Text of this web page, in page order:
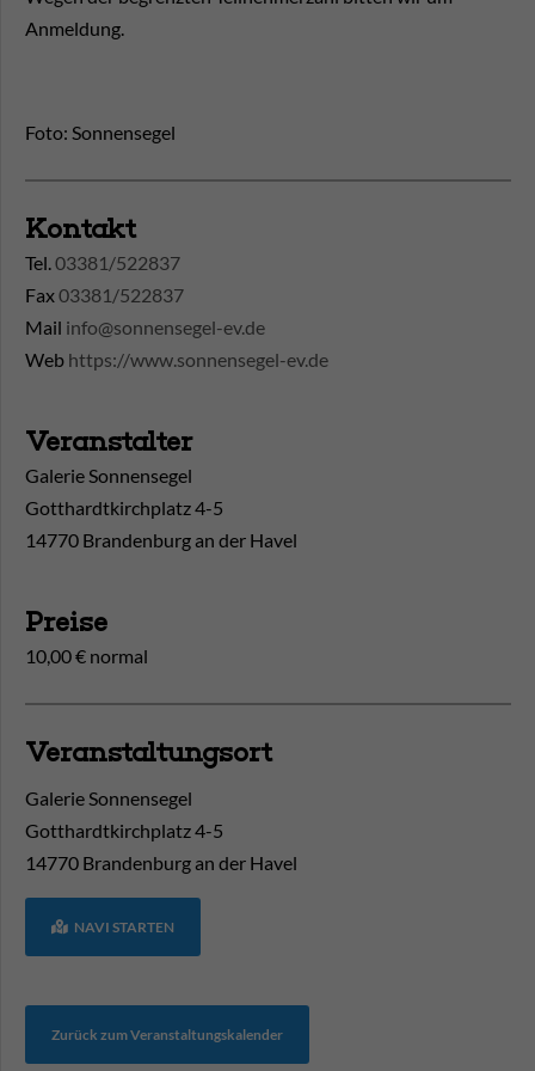
Anmeldung.
Foto: Sonnensegel
Kontakt
Tel.03381/522837
Fax03381/522837
Mail info@sonnensegel-ev.de
Web https://www.sonnensegel-ev.de
Veranstalter
Galerie Sonnensegel
Gotthardtkirchplatz 4-5
14770 Brandenburg an der Havel
Preise
10,00 € normal
Veranstaltungsort
Galerie Sonnensegel
Gotthardtkirchplatz 4-5
14770 Brandenburg an der Havel
NAVI STARTEN
Zurück zum Veranstaltungskalender